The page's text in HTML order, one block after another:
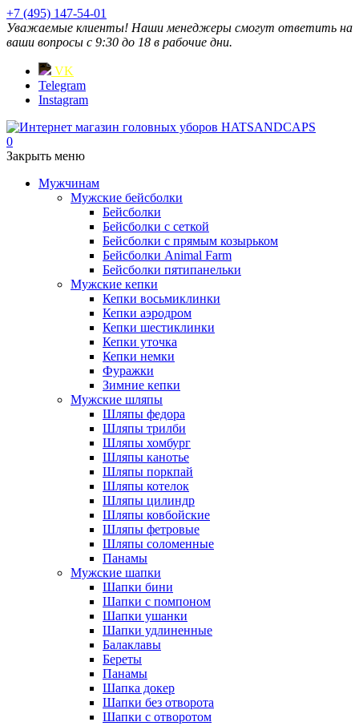
+7 (495) 147-54-01
Уважаемые клиенты! Наши менеджеры смогут ответить на
ваши вопросы с 9:30 до 18 в рабочие дни.
VK
Telegram
Instagram
0
Закрыть меню
Мужчинам
Мужские бейсболки
Бейсболки
Бейсболки с сеткой
Бейсболки с прямым козырьком
Бейсболки Animal Farm
Бейсболки пятипанельки
Мужские кепки
Кепки восьмиклинки
Кепки аэродром
Кепки шестиклинки
Кепки уточка
Кепки немки
Фуражки
Зимние кепки
Мужские шляпы
Шляпы федора
Шляпы трилби
Шляпы хомбург
Шляпы канотье
Шляпы поркпай
Шляпы котелок
Шляпы цилиндр
Шляпы ковбойские
Шляпы фетровые
Шляпы соломенные
Панамы
Мужские шапки
Шапки бини
Шапки с помпоном
Шапки ушанки
Шапки удлиненные
Балаклавы
Береты
Панамы
Шапка докер
Шапки без отворота
Шапки с отворотом